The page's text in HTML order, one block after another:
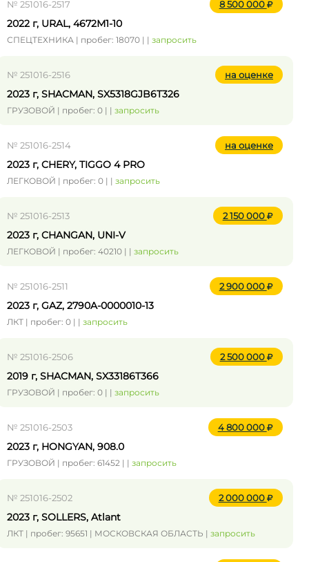
№ 251016-2517 8 500 000
2022 г, URAL, 4672М1-10
СПЕЦТЕХНИКА | пробег: 18070 | | запросить
№ 251016-2516 на оценке
2023 г, SHACMAN, SX5318GJB6T326
ГРУЗОВОЙ | пробег: 0 | | запросить
№ 251016-2514 на оценке
2023 г, CHERY, TIGGO 4 PRO
ЛЕГКОВОЙ | пробег: 0 | | запросить
№ 251016-2513 2 150 000
2023 г, CHANGAN, UNI-V
ЛЕГКОВОЙ | пробег: 40210 | | запросить
№ 251016-2511 2 900 000
2023 г, GAZ, 2790A-0000010-13
ЛКТ | пробег: 0 | | запросить
№ 251016-2506 2 500 000
2019 г, SHACMAN, SX33186T366
ГРУЗОВОЙ | пробег: 0 | | запросить
№ 251016-2503 4 800 000
2023 г, HONGYAN, 908.0
ГРУЗОВОЙ | пробег: 61452 | | запросить
№ 251016-2502 2 000 000
2023 г, SOLLERS, Atlant
ЛКТ | пробег: 95651 | МОСКОВСКАЯ ОБЛАСТЬ | запросить